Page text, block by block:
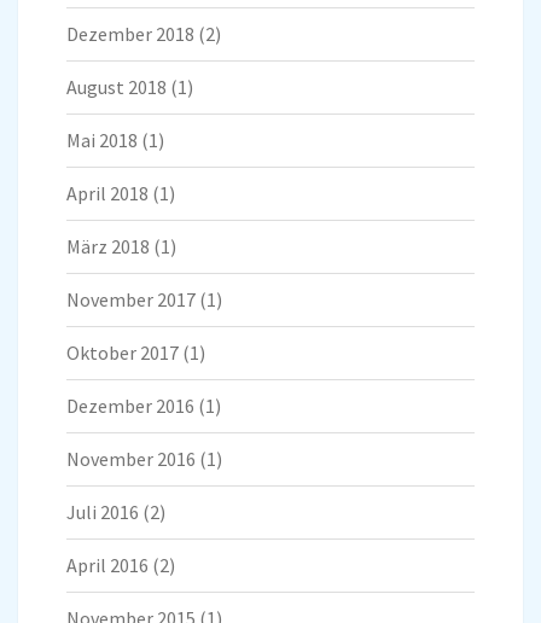
Dezember 2018 (2)
August 2018 (1)
Mai 2018 (1)
April 2018 (1)
März 2018 (1)
November 2017 (1)
Oktober 2017 (1)
Dezember 2016 (1)
November 2016 (1)
Juli 2016 (2)
April 2016 (2)